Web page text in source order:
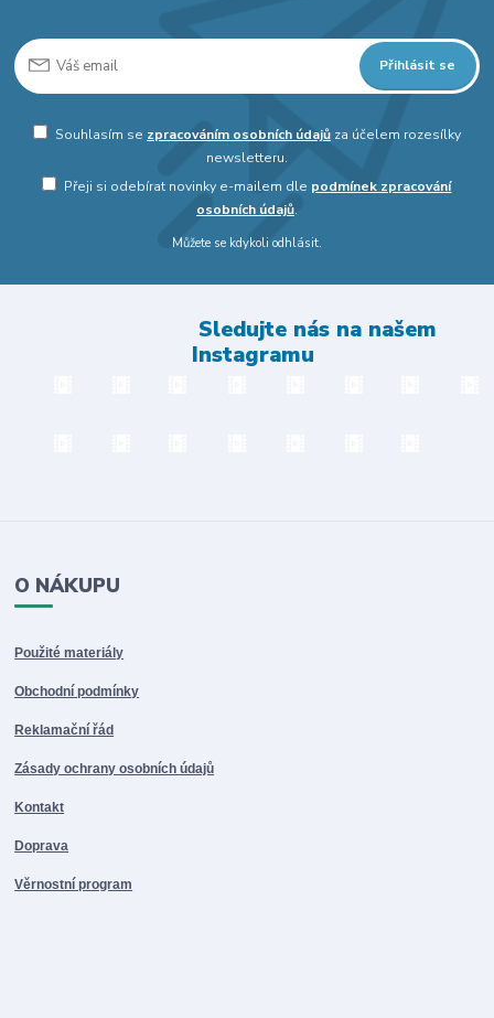
Přihlásit se
Souhlasím se zpracováním osobních údajůza účelem rozesílky
newsletteru.
Přeji si odebírat novinky e-mailem dle podmínek zpracování
osobních údajů.
Můžete se kdykoli odhlásit.
Sledujte nás na našem
Instagramu
O NÁKUPU
Použité materiály
Obchodní podmínky
Reklamační řád
Zásady ochrany osobních údajů
Kontakt
Doprava
Věrnostní program